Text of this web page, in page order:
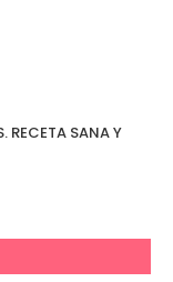
RECETA SANA Y